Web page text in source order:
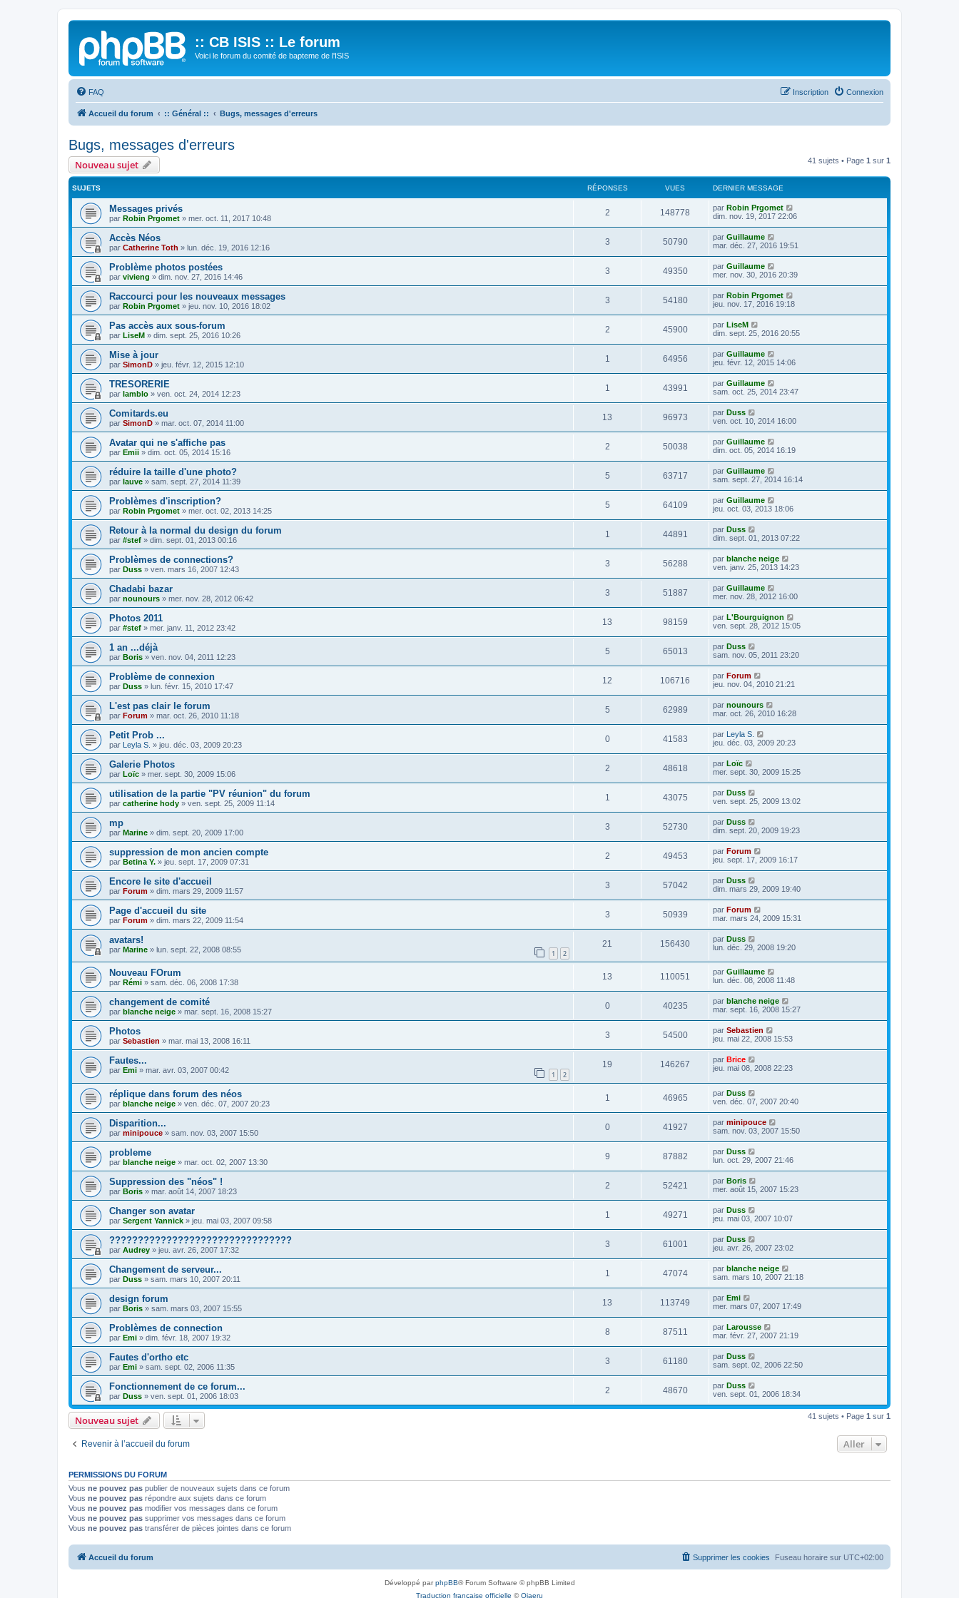
:: CB ISIS :: Le forum
Voici le forum du comité de bapteme de l'ISIS
FAQ Connexion
Inscription
Accueil du forum :: Général :: Bugs, messages d'erreurs
Bugs, messages d'erreurs
Nouveau sujet 41 sujets • Page 1 sur 1
SUJETS RÉPONSES VUES DERNIER MESSAGE
Messages privés
par Robin Prgomet » mer. oct. 11, 2017 10:48
2 148778 par Robin Prgomet
dim. nov. 19, 2017 22:06
Accès Néos
par Catherine Toth » lun. déc. 19, 2016 12:16
3 50790 par Guillaume
mar. déc. 27, 2016 19:51
Problème photos postées
par vivieng » dim. nov. 27, 2016 14:46
3 49350 par Guillaume
mer. nov. 30, 2016 20:39
Raccourci pour les nouveaux messages
par Robin Prgomet » jeu. nov. 10, 2016 18:02
3 54180 par Robin Prgomet
jeu. nov. 17, 2016 19:18
Pas accès aux sous-forum
par LiseM » dim. sept. 25, 2016 10:26
2 45900 par LiseM
dim. sept. 25, 2016 20:55
Mise à jour
par SimonD » jeu. févr. 12, 2015 12:10
1 64956 par Guillaume
jeu. févr. 12, 2015 14:06
TRESORERIE
par lamblo » ven. oct. 24, 2014 12:23
1 43991 par Guillaume
sam. oct. 25, 2014 23:47
Comitards.eu
par SimonD » mar. oct. 07, 2014 11:00
13 96973 par Duss
ven. oct. 10, 2014 16:00
Avatar qui ne s'affiche pas
par Emii » dim. oct. 05, 2014 15:16
2 50038 par Guillaume
dim. oct. 05, 2014 16:19
réduire la taille d'une photo?
par lauve » sam. sept. 27, 2014 11:39
5 63717 par Guillaume
sam. sept. 27, 2014 16:14
Problèmes d'inscription?
par Robin Prgomet » mer. oct. 02, 2013 14:25
5 64109 par Guillaume
jeu. oct. 03, 2013 18:06
Retour à la normal du design du forum
par #stef » dim. sept. 01, 2013 00:16
1 44891 par Duss
dim. sept. 01, 2013 07:22
Problèmes de connections?
par Duss » ven. mars 16, 2007 12:43
3 56288 par blanche neige
ven. janv. 25, 2013 14:23
Chadabi bazar
par nounours » mer. nov. 28, 2012 06:42
3 51887 par Guillaume
mer. nov. 28, 2012 16:00
Photos 2011
par #stef » mer. janv. 11, 2012 23:42
13 98159 par L'Bourguignon
ven. sept. 28, 2012 15:05
1 an ...déjà
par Boris » ven. nov. 04, 2011 12:23
5 65013 par Duss
sam. nov. 05, 2011 23:20
Problème de connexion
par Duss » lun. févr. 15, 2010 17:47
12 106716 par Forum
jeu. nov. 04, 2010 21:21
L'est pas clair le forum
par Forum » mar. oct. 26, 2010 11:18
5 62989 par nounours
mar. oct. 26, 2010 16:28
Petit Prob ...
par Leyla S. » jeu. déc. 03, 2009 20:23
0 41583 par Leyla S.
jeu. déc. 03, 2009 20:23
Galerie Photos
par Loïc » mer. sept. 30, 2009 15:06
2 48618 par Loïc
mer. sept. 30, 2009 15:25
utilisation de la partie "PV réunion" du forum
par catherine hody » ven. sept. 25, 2009 11:14
1 43075 par Duss
ven. sept. 25, 2009 13:02
mp
par Marine » dim. sept. 20, 2009 17:00
3 52730 par Duss
dim. sept. 20, 2009 19:23
suppression de mon ancien compte
par Betina Y. » jeu. sept. 17, 2009 07:31
2 49453 par Forum
jeu. sept. 17, 2009 16:17
Encore le site d'accueil
par Forum » dim. mars 29, 2009 11:57
3 57042 par Duss
dim. mars 29, 2009 19:40
Page d'accueil du site
par Forum » dim. mars 22, 2009 11:54
3 50939 par Forum
mar. mars 24, 2009 15:31
avatars!
par Marine » lun. sept. 22, 2008 08:55 1 2
21 156430 par Duss
lun. déc. 29, 2008 19:20
Nouveau FOrum
par Rémi » sam. déc. 06, 2008 17:38
13 110051 par Guillaume
lun. déc. 08, 2008 11:48
changement de comité
par blanche neige » mar. sept. 16, 2008 15:27
0 40235 par blanche neige
mar. sept. 16, 2008 15:27
Photos
par Sebastien » mar. mai 13, 2008 16:11
3 54500 par Sebastien
jeu. mai 22, 2008 15:53
Fautes...
par Emi » mar. avr. 03, 2007 00:42 1 2
19 146267 par Brice
jeu. mai 08, 2008 22:23
réplique dans forum des néos
par blanche neige » ven. déc. 07, 2007 20:23
1 46965 par Duss
ven. déc. 07, 2007 20:40
Disparition...
par minipouce » sam. nov. 03, 2007 15:50
0 41927 par minipouce
sam. nov. 03, 2007 15:50
probleme
par blanche neige » mar. oct. 02, 2007 13:30
9 87882 par Duss
lun. oct. 29, 2007 21:46
Suppression des "néos" !
par Boris » mar. août 14, 2007 18:23
2 52421 par Boris
mer. août 15, 2007 15:23
Changer son avatar
par Sergent Yannick » jeu. mai 03, 2007 09:58
1 49271 par Duss
jeu. mai 03, 2007 10:07
????????????????????????????????
par Audrey » jeu. avr. 26, 2007 17:32
3 61001 par Duss
jeu. avr. 26, 2007 23:02
Changement de serveur...
par Duss » sam. mars 10, 2007 20:11
1 47074 par blanche neige
sam. mars 10, 2007 21:18
design forum
par Boris » sam. mars 03, 2007 15:55
13 113749 par Emi
mer. mars 07, 2007 17:49
Problèmes de connection
par Emi » dim. févr. 18, 2007 19:32
8 87511 par Larousse
mar. févr. 27, 2007 21:19
Fautes d'ortho etc
par Emi » sam. sept. 02, 2006 11:35
3 61180 par Duss
sam. sept. 02, 2006 22:50
Fonctionnement de ce forum...
par Duss » ven. sept. 01, 2006 18:03
2 48670 par Duss
ven. sept. 01, 2006 18:34
Nouveau sujet 41 sujets • Page 1 sur 1
Revenir à l’accueil du forum Aller
PERMISSIONS DU FORUM
Vous ne pouvez pas publier de nouveaux sujets dans ce forum
Vous ne pouvez pas répondre aux sujets dans ce forum
Vous ne pouvez pas modifier vos messages dans ce forum
Vous ne pouvez pas supprimer vos messages dans ce forum
Vous ne pouvez pas transférer de pièces jointes dans ce forum
Accueil du forum Fuseau horaire sur UTC+02:00
Supprimer les cookies
Développé parphpBB® Forum Software © phpBB Limited
Traduction française officielle ©Qiaeru